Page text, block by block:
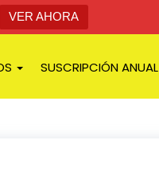
VER AHORA
SUSCRIPCIÓN ANUAL